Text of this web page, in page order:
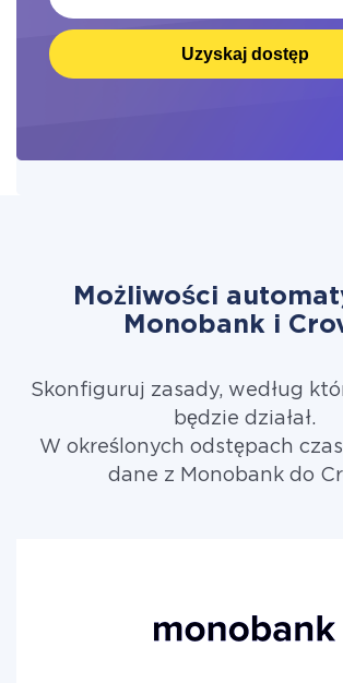
Uzyskaj dostęp
Możliwości
Monobank i
Skonfiguruj zasady, według
będzie działał.
W określonych odstępach
dane z Monobank do